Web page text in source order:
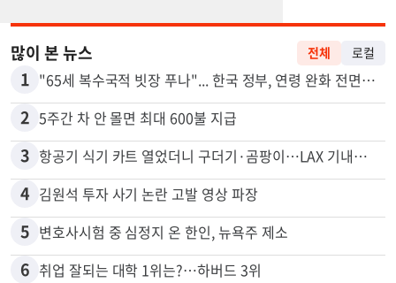
많이 본 뉴스 전체 로컬
1 "65세 복수국적 빗장 푸나"... 한국 정부, 연령 완화 전면 추진
2 5주간 차 안 몰면 최대 600불 지급
3 항공기 식기 카트 열었더니 구더기·곰팡이…LAX 기내식 업체 논란
4 김원석 투자 사기 논란 고발 영상 파장
5 변호사시험 중 심정지 온 한인, 뉴욕주 제소
6 취업 잘되는 대학 1위는?…하버드 3위